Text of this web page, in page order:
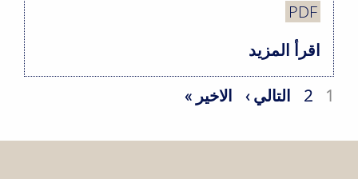
PDF
اقرأ المزيد
كيف
يحلّ
Pagination
Current
1 الصفحة
2
Next
التالي ›
Last
الاخير »